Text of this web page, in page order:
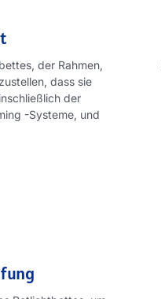
der Rahmen,
dass sie
der
-Systeme, und